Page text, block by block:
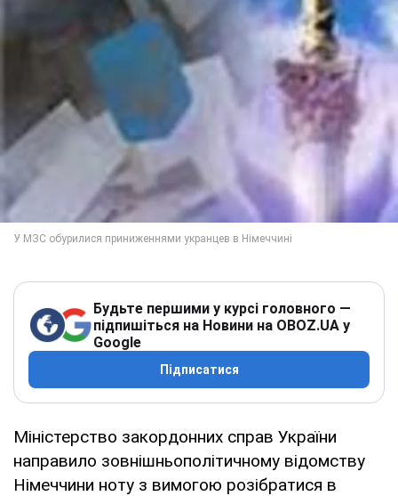
Будьте першими у курсі головного —
підпишіться на Новини на OBOZ.UA у
Google
Підписатися
Міністерство закордонних справ України
направило зовнішньополітичному відомству
Німеччини ноту з вимогою розібратися в